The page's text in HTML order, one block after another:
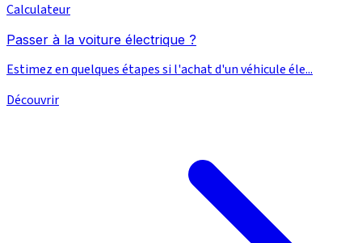
Calculateur
Passer à la voiture électrique ?
Estimez en quelques étapes si l'achat d'un véhicule éle...
Découvrir